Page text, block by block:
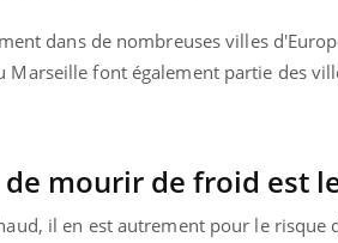
dans de nombreuses villes
Marseille font également partie des
mourir de froid est
il en est autrement pour le risque